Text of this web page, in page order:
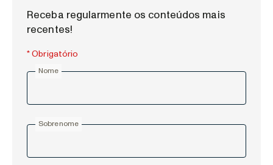
Receba regularmente os conteúdos mais
recentes!
* Obrigatório
Nome
Sobrenome